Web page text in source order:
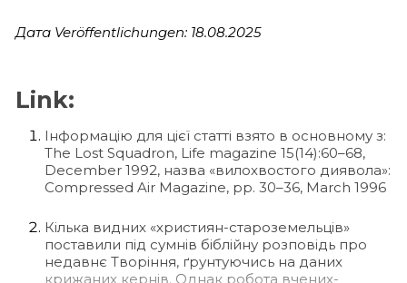
Дата Veröffentlichungen: 18.08.2025
Link:
Інформацію для цієї статті взято в основному з:
The Lost Squadron, Life magazine 15(14):60–68,
December 1992, назва «вилохвостого диявола»:
Compressed Air Magazine, pp. 30–36, March 1996
Кілька видних «християн-староземельців»
поставили під сумнів біблійну розповідь про
недавнє Творіння, ґрунтуючись на даних
крижаних кернів. Однак робота вчених-